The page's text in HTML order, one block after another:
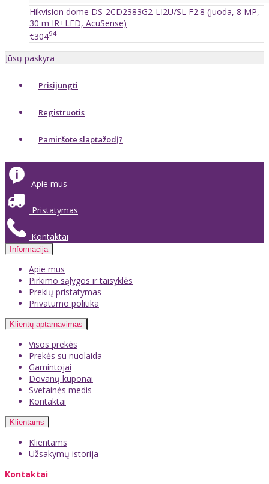
Hikvision dome DS-2CD2383G2-LI2U/SL F2.8 (juoda, 8 MP,
30 m IR+LED, AcuSense)
€30494
Jūsų paskyra
Prisijungti
Registruotis
Pamiršote slaptažodį?
Apie mus
Pristatymas
Kontaktai
Informacija
Apie mus
Pirkimo sąlygos ir taisyklės
Prekių pristatymas
Privatumo politika
Klientų aptarnavimas
Visos prekės
Prekės su nuolaida
Gamintojai
Dovanų kuponai
Svetainės medis
Kontaktai
Klientams
Klientams
Užsakymų istorija
Kontaktai